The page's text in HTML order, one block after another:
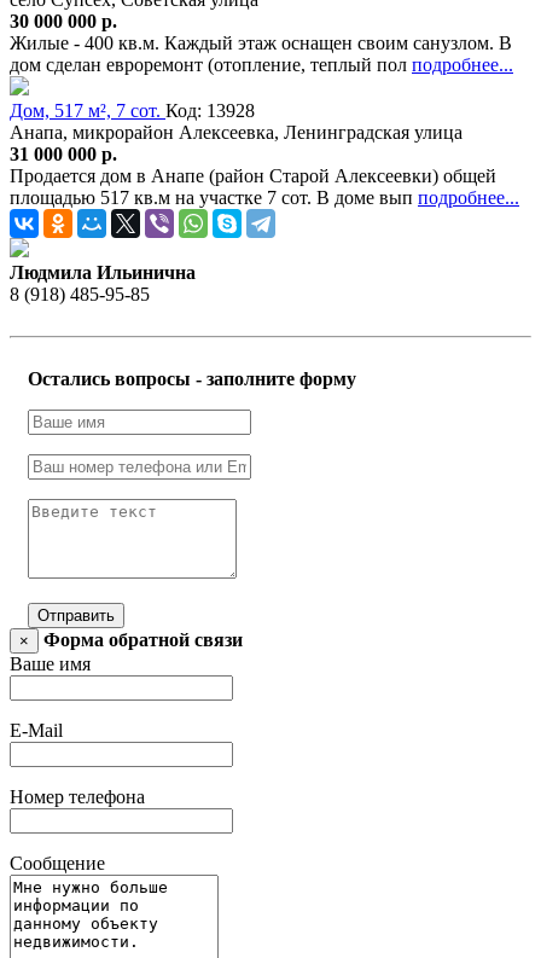
30 000 000 р.
Жилые - 400 кв.м. Каждый этаж оснащен своим санузлом. В
дом сделан евроремонт (отопление, теплый пол подробнее...
Дом, 517 м², 7 сот. Код: 13928
Анапа, микрорайон Алексеевка, Ленинградская улица
31 000 000 р.
Продается дом в Анапе (район Старой Алексеевки) общей
площадью 517 кв.м на участке 7 сот. В доме вып подробнее...
Людмила Ильинична
8 (918) 485-95-85
Остались вопросы - заполните форму
Отправить
×
Форма обратной связи
Ваше имя
E-Mail
Номер телефона
Сообщение